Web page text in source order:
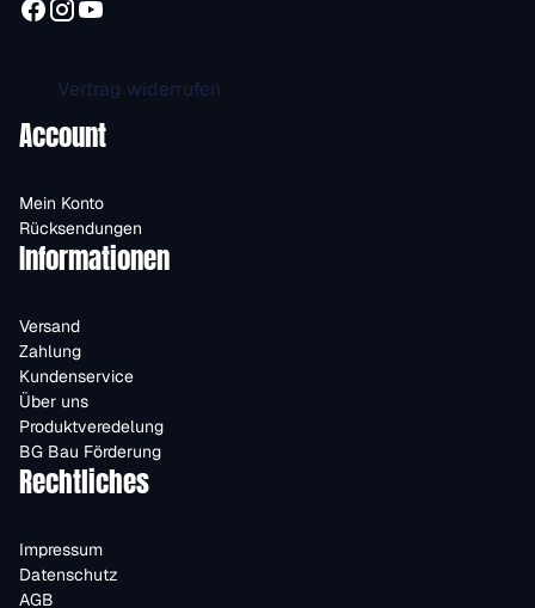
Vertrag widerrufen
Account
Mein Konto
Rücksendungen
Informationen
Versand
Zahlung
Kundenservice
Über uns
Produktveredelung
BG Bau Förderung
Rechtliches
Impressum
Datenschutz
AGB